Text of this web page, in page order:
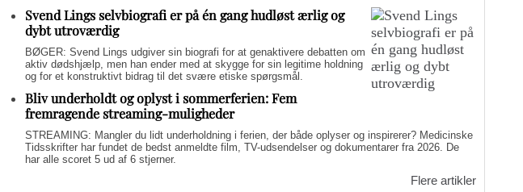
Svend Lings selvbiografi er på én gang hudløst ærlig og
dybt utroværdig
BØGER: Svend Lings udgiver sin biografi for at genaktivere debatten om
aktiv dødshjælp, men han ender med at skygge for sin legitime holdning
og for et konstruktivt bidrag til det svære etiske spørgsmål.
Bliv underholdt og oplyst i sommerferien: Fem
fremragende streaming-muligheder
STREAMING: Mangler du lidt underholdning i ferien, der både oplyser og inspirerer? Medicinske
Tidsskrifter har fundet de bedst anmeldte film, TV-udsendelser og dokumentarer fra 2026. De
har alle scoret 5 ud af 6 stjerner.
Flere artikler